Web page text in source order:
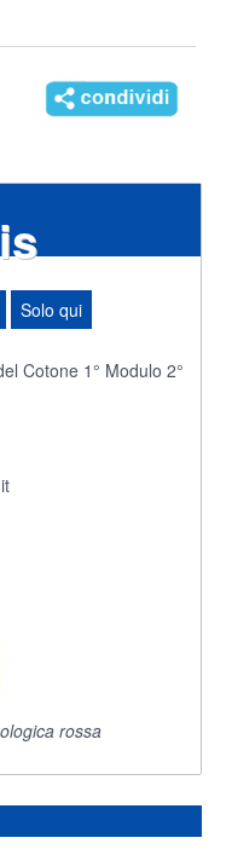
Solo qui
Cotone 1° Modulo 2°
rossa